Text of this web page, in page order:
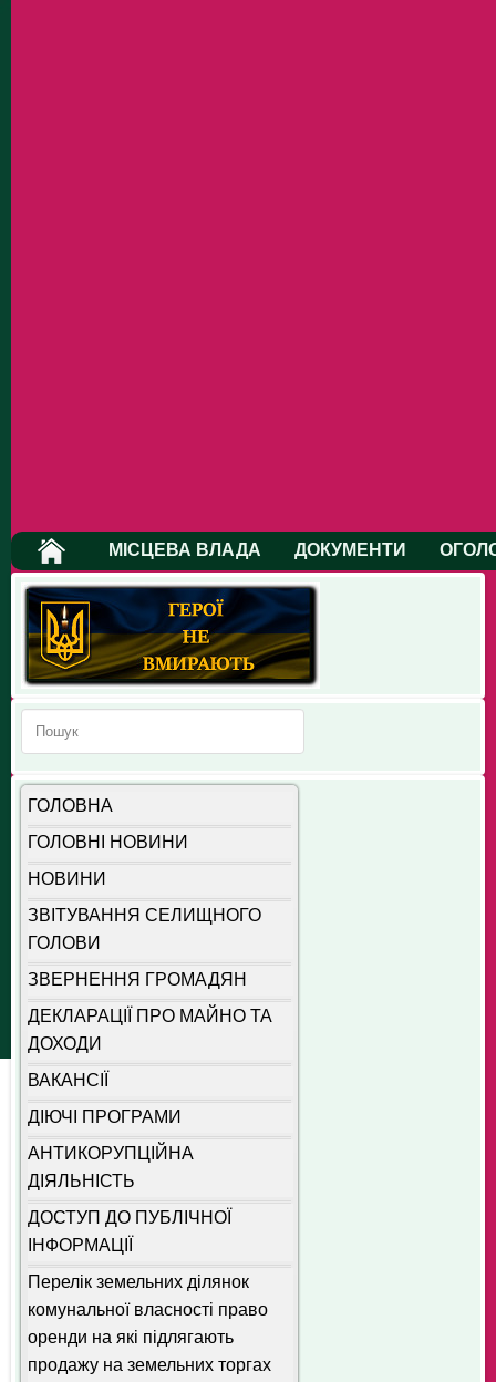
МІСЦЕВА ВЛАДА ДОКУМЕНТИ
ГОЛОВНА
ГОЛОВНІ НОВИНИ
НОВИНИ
ЗВІТУВАННЯ СЕЛИЩНОГО
ГОЛОВИ
ЗВЕРНЕННЯ ГРОМАДЯН
ДЕКЛАРАЦІЇ ПРО МАЙНО ТА
ДОХОДИ
ВАКАНСІЇ
ДІЮЧІ ПРОГРАМИ
АНТИКОРУПЦІЙНА
ДІЯЛЬНІСТЬ
ДОСТУП ДО ПУБЛІЧНОЇ
ІНФОРМАЦІЇ
Перелік земельних ділянок
комунальної власності право
оренди на які підлягають
продажу на земельних торгах